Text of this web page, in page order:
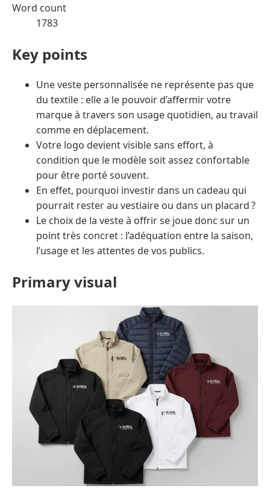
Word count
1783
Key points
Une veste personnalisée ne représente pas que
du textile : elle a le pouvoir d’affermir votre
marque à travers son usage quotidien, au travail
comme en déplacement.
Votre logo devient visible sans effort, à
condition que le modèle soit assez confortable
pour être porté souvent.
En effet, pourquoi investir dans un cadeau qui
pourrait rester au vestiaire ou dans un placard ?
Le choix de la veste à offrir se joue donc sur un
point très concret : l’adéquation entre la saison,
l’usage et les attentes de vos publics.
Primary visual